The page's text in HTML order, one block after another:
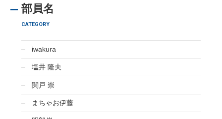
部員名
CATEGORY
iwakura
塩井 隆夫
関戸 崇
まちゃお伊藤